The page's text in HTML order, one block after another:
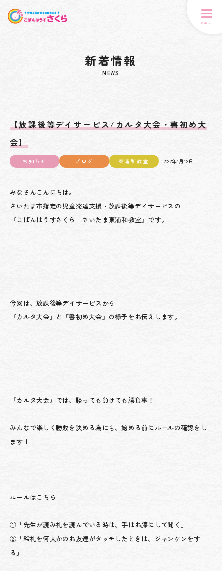
メニュー
新着情報
NEWS
【放課後等デイサービス/カルタ大会・書初め大
会】
お知らせ ブログ 東浦和教室 2022年1月12日
みなさんこんにちは。
さいたま市指定の児童発達支援・放課後等デイサービスの
『こぱんはうすさくら さいたま東浦和教室』です。
今回は、放課後等デイサービスから
『カルタ大会』と『書初め大会』の様子をお伝えします。
『カルタ大会』では、勝っても負けても勝負事！
みんなで楽しく勝敗を決める為にも、始める前にルールの確認をし
ます！
ルールはこちら
①「先生が読み札を読んでいる時は、手はお膝にして聞く」
②「絵札を何人かのお友達がタッチしたときは、ジャンケンをす
る」